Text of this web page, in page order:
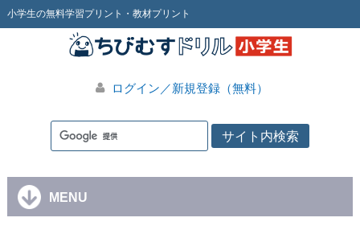
小学生の無料学習プリント・教材プリント
ログイン／新規登録（無料）
MENU